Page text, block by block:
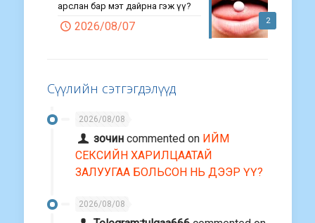
2
арслан бар мэт дайрна гэж үү?
2026/08/07
Сүүлийн сэтгэгдэлүүд
2026/08/08
зочин commented on ИЙМ
СЕКСИЙН ХАРИЛЦААТАЙ
ЗАЛУУГАА БОЛЬСОН НЬ ДЭЭР ҮҮ?
2026/08/08